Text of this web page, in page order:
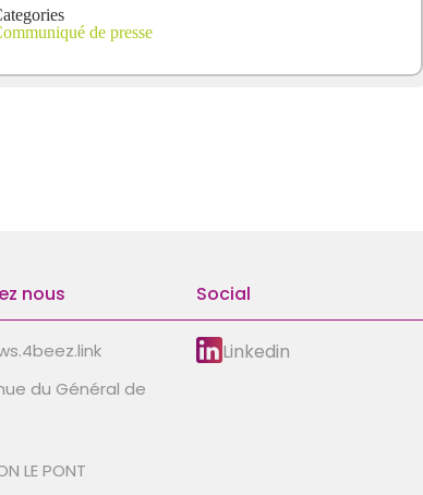
de presse
nous
du Général de
LE PONT
Social
Linkedin